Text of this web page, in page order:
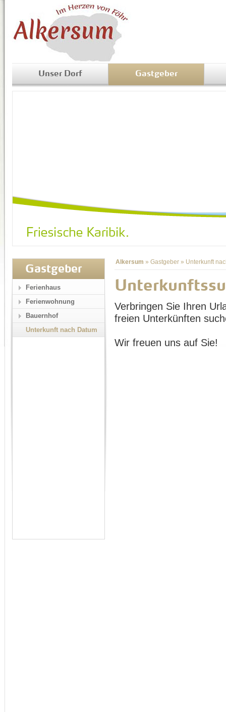
Unser Dorf Gastgeber
Alkersum » Gastgeber » Unterkunft
Verbringen Sie Ihren
freien Unterkünften
Wir freuen uns auf Sie!
Gastgeber
Ferienhaus
Ferienwohnung
Bauernhof
Unterkunft nach Datum